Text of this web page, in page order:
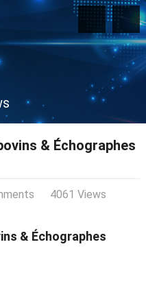
& Échographes
4061 Views
& Échographes